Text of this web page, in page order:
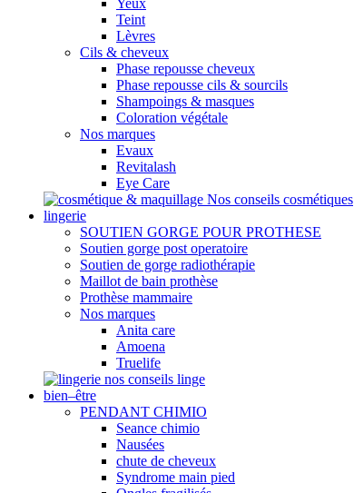
Yeux
Teint
Lèvres
Cils & cheveux
Phase repousse cheveux
Phase repousse cils & sourcils
Shampoings & masques
Coloration végétale
Nos marques
Evaux
Revitalash
Eye Care
Nos conseils cosmétiques
lingerie
SOUTIEN GORGE POUR PROTHESE
Soutien gorge post operatoire
Soutien de gorge radiothérapie
Maillot de bain prothèse
Prothèse mammaire
Nos marques
Anita care
Amoena
Truelife
nos conseils linge
bien–être
PENDANT CHIMIO
Seance chimio
Nausées
chute de cheveux
Syndrome main pied